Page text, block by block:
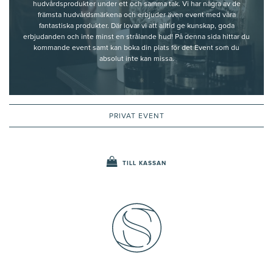
hudvårdsprodukter under ett och samma tak. Vi har några av de
främsta hudvårdsmärkena och erbjuder även event med våra
fantastiska produkter. Där lovar vi att alltid ge kunskap, goda
erbjudanden och inte minst en strålande hud! På denna sida hittar du
kommande event samt kan boka din plats för det Event som du
absolut inte kan missa.
PRIVAT EVENT
TILL KASSAN